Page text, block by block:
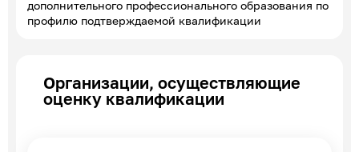
дополнительного профессионального образования по
профилю подтверждаемой квалификации
Организации, осуществляющие
оценку квалификации